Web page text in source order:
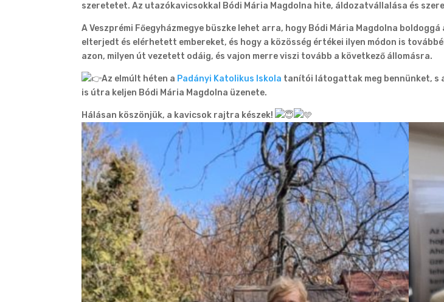
szeretetet. Az utazókavicsokkal Bódi Mária Magdolna hite, áldozatvállalása és
A Veszprémi Főegyházmegye büszke lehet arra, hogy Bódi Mária Magdolna
elterjedt és elérhetett embereket, és hogy a közösség értékei ilyen módon is
azon, milyen út vezetett odáig, és vajon merre viszi tovább a következő állomásra.
Az elmúlt héten a Padányi Katolikus Iskola tanítói látogattak meg bennünket, s
is útra keljen Bódi Mária Magdolna üzenete.
Hálásan köszönjük, a kavicsok rajtra készek!